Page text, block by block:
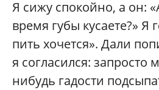
Я сижу спокойно, а он:
время губы кусаете?» Я
пить хочется». Дали
я согласился: запросто
нибудь гадости